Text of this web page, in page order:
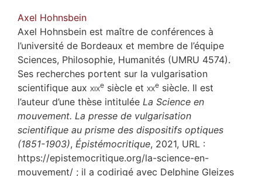
Axel Hohnsbein
Axel Hohnsbein est maître de conférences à
l’université de Bordeaux et membre de l’équipe
Sciences, Philosophie, Humanités (UMRU 4574).
Ses recherches portent sur la vulgarisation
scientifique aux xixe siècle et xxe siècle. Il est
l’auteur d’une thèse intitulée La Science en
mouvement. La presse de vulgarisation
scientifique au prisme des dispositifs optiques
(1851-1903), Épistémocritique, 2021, URL :
https://epistemocritique.org/la-science-en-
mouvement/ ; il a codirigé avec Delphine Gleizes